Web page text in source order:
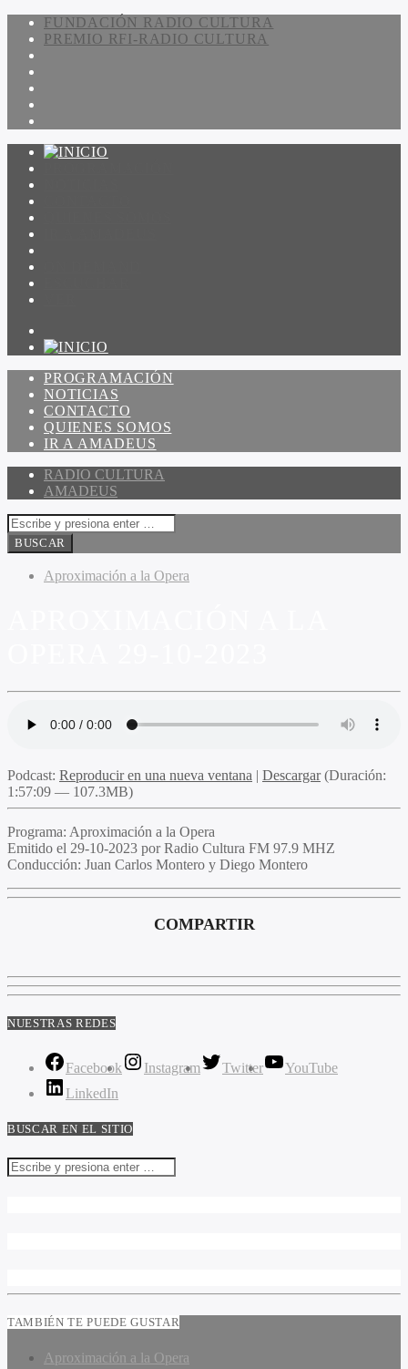
FUNDACIÓN RADIO CULTURA
PREMIO RFI-RADIO CULTURA
PROGRAMACIÓN
NOTICIAS
CONTACTO
QUIENES SOMOS
IR A AMADEUS
RADIO CULTURA
AMADEUS
Aproximación a la Opera
Podcast: Reproducir en una nueva ventana | Descargar(Duración:
1:57:09 — 107.3MB)
Programa: Aproximación a la Opera
Emitido el 29-10-2023 por Radio Cultura FM 97.9 MHZ
Conducción: Juan Carlos Montero y Diego Montero
COMPARTIR
NUESTRAS REDES
Facebook Instagram Twitter
YouTube
LinkedIn
BUSCAR EN EL SITIO
TAMBIÉN TE PUEDE GUSTAR
Aproximación a la Opera